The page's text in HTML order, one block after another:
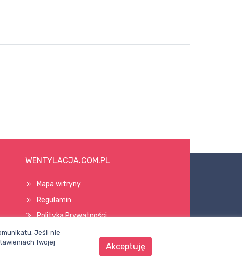
WENTYLACJA.COM.PL
Mapa witryny
Regulamin
Polityka Prywatności
Pomoc
Jeśli nie
Twojej
Akceptuję